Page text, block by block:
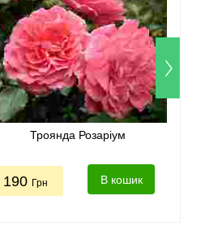
Троянда Розаріум
190 Грн В кошик